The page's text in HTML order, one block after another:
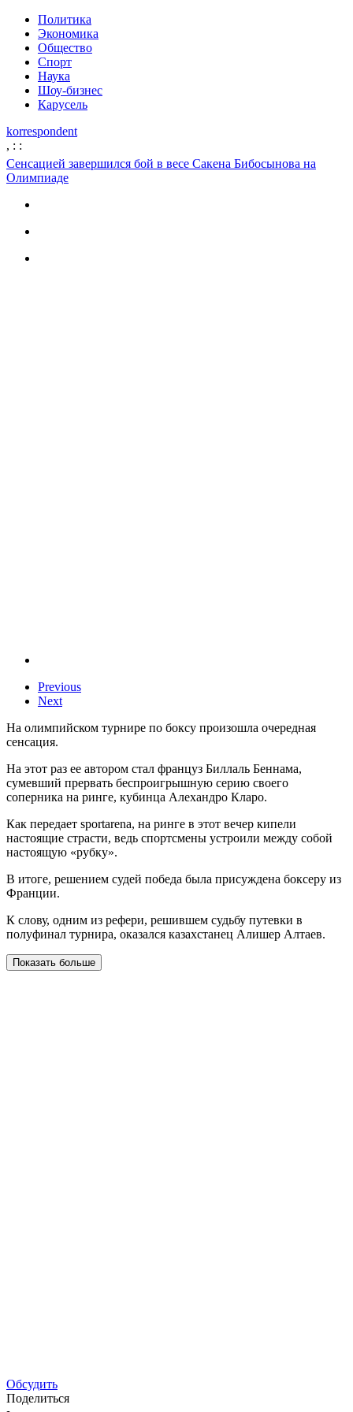
Политика
Экономика
Общество
Спорт
Наука
Шоу-бизнес
Карусель
korrespondent
, : :
Сенсацией завершился бой в весе Сакена Бибосынова на
Олимпиаде
Previous
Next
На олимпийском турнире по боксу произошла очередная
сенсация.
На этот раз ее автором стал француз Биллаль Беннама,
сумевший прервать беспроигрышную серию своего
соперника на ринге, кубинца Алехандро Кларо.
Как передает sportarena, на ринге в этот вечер кипели
настоящие страсти, ведь спортсмены устроили между собой
настоящую «рубку».
В итоге, решением судей победа была присуждена боксеру из
Франции.
К слову, одним из рефери, решившем судьбу путевки в
полуфинал турнира, оказался казахстанец Алишер Алтаев.
Показать больше
Обсудить
Поделиться